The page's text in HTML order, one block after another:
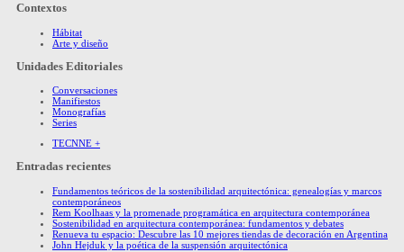
Contextos
Hábitat
Arte y diseño
Unidades Editoriales
Conversaciones
Manifiestos
Monografías
Series
TECNNE +
Entradas recientes
Fundamentos teóricos de la sostenibilidad arquitectónica: genealogías y marcos
contemporáneos
Rem Koolhaas y la promenade programática en arquitectura contemporánea
Sostenibilidad en arquitectura contemporánea: fundamentos y debates
Renueva tu espacio: Descubre las 10 mejores tiendas de decoración en Argentina
John Hejduk y la poética de la suspensión arquitectónica